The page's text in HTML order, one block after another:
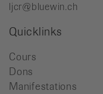
ljcr@bluewin.ch
Quicklinks
Cours
Dons
Manifestations